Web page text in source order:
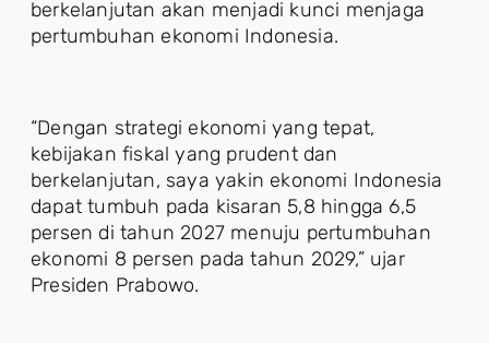
berkelanjutan akan menjadi kunci menjaga
pertumbuhan ekonomi Indonesia.
“Dengan strategi ekonomi yang tepat,
kebijakan fiskal yang prudent dan
berkelanjutan, saya yakin ekonomi Indonesia
dapat tumbuh pada kisaran 5,8 hingga 6,5
persen di tahun 2027 menuju pertumbuhan
ekonomi 8 persen pada tahun 2029,” ujar
Presiden Prabowo.